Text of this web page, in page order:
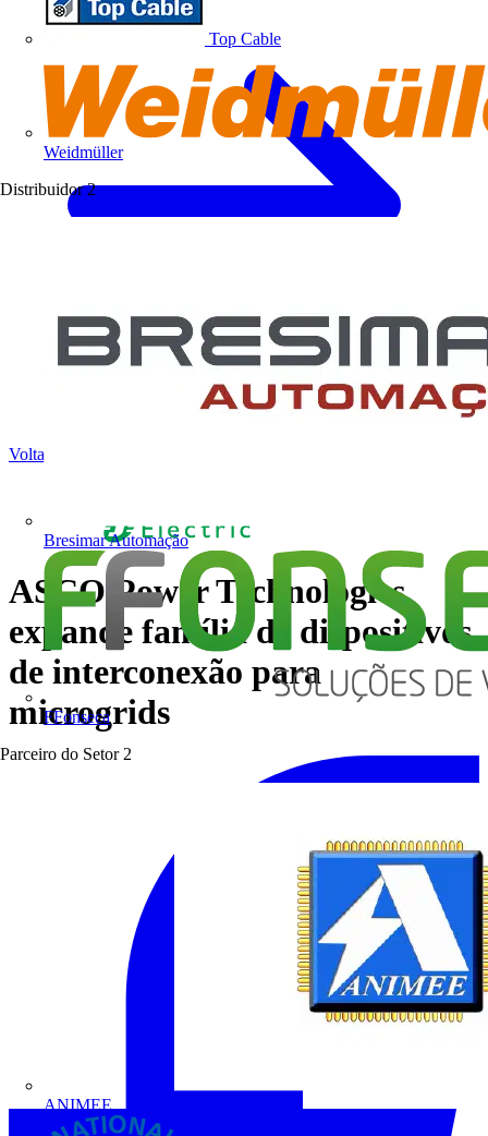
Top Cable
Weidmüller
Distribuidor 2
Bresimar Automação
FFonseca
Parceiro do Setor 2
ANIMEE
Voltar para Notícias
ASCO Power Technologies
expande família de dispositivos
de interconexão para
microgrids